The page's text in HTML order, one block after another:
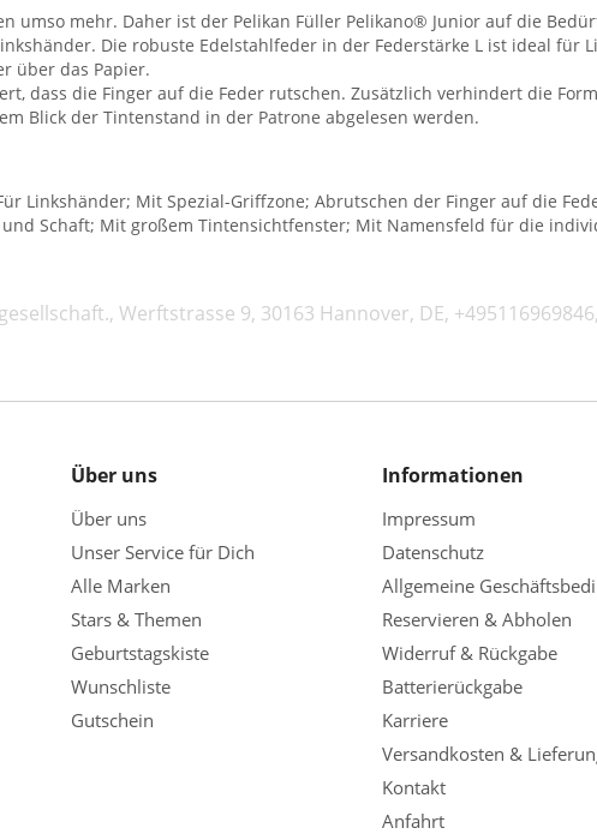
umso mehr. Daher ist der Pelikan Füller Pelikano® Junior auf die
Die robuste Edelstahlfeder in der Federstärke L ist ideal für
über das Papier.
dass die Finger auf die Feder rutschen. Zusätzlich verhindert die
Blick der Tintenstand in der Patrone abgelesen werden.
Linkshänder; Mit Spezial-Griffzone; Abrutschen der Finger auf die
Schaft; Mit großem Tintensichtfenster; Mit Namensfeld für die
Werftstrasse 9, 30163 Hannover, DE,
Über uns
Über uns
Unser Service für Dich
Alle Marken
Stars & Themen
Geburtstagskiste
Wunschliste
Gutschein
Informationen
Impressum
Datenschutz
Allgemeine
Reservieren & Abholen
Widerruf & Rückgabe
Batterierückgabe
Karriere
Versandkosten &
Kontakt
Anfahrt